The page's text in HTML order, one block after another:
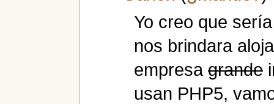
Yo creo que
nos brindara
empresagrande
usan PHP5,